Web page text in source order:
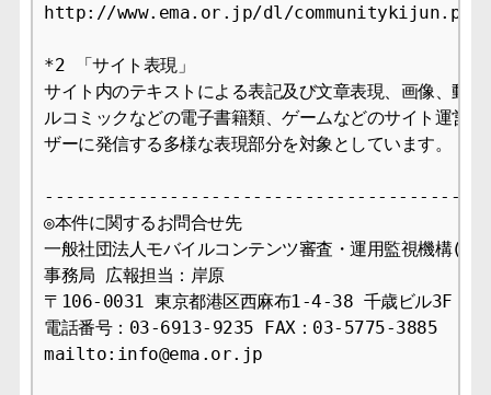
http://www.ema.or.jp/dl/communitykijun.pdf
*2 「サイト表現」
サイト内のテキストによる表記及び文章表現、画像、動画
ルコミックなどの電子書籍類、ゲームなどのサイト運営者
ザーに発信する多様な表現部分を対象としています。
◎本件に関するお問合せ先
一般社団法人モバイルコンテンツ審査・運用監視機構
事務局 広報担当：岸原
〒106-0031 東京都港区西麻布1-4-38 千歳ビル3F
電話番号：03-6913-9235 FAX：03-5775-3885
mailto:info@ema.or.jp